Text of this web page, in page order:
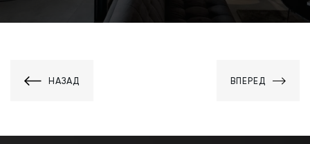
НАЗАД ВПЕРЕД